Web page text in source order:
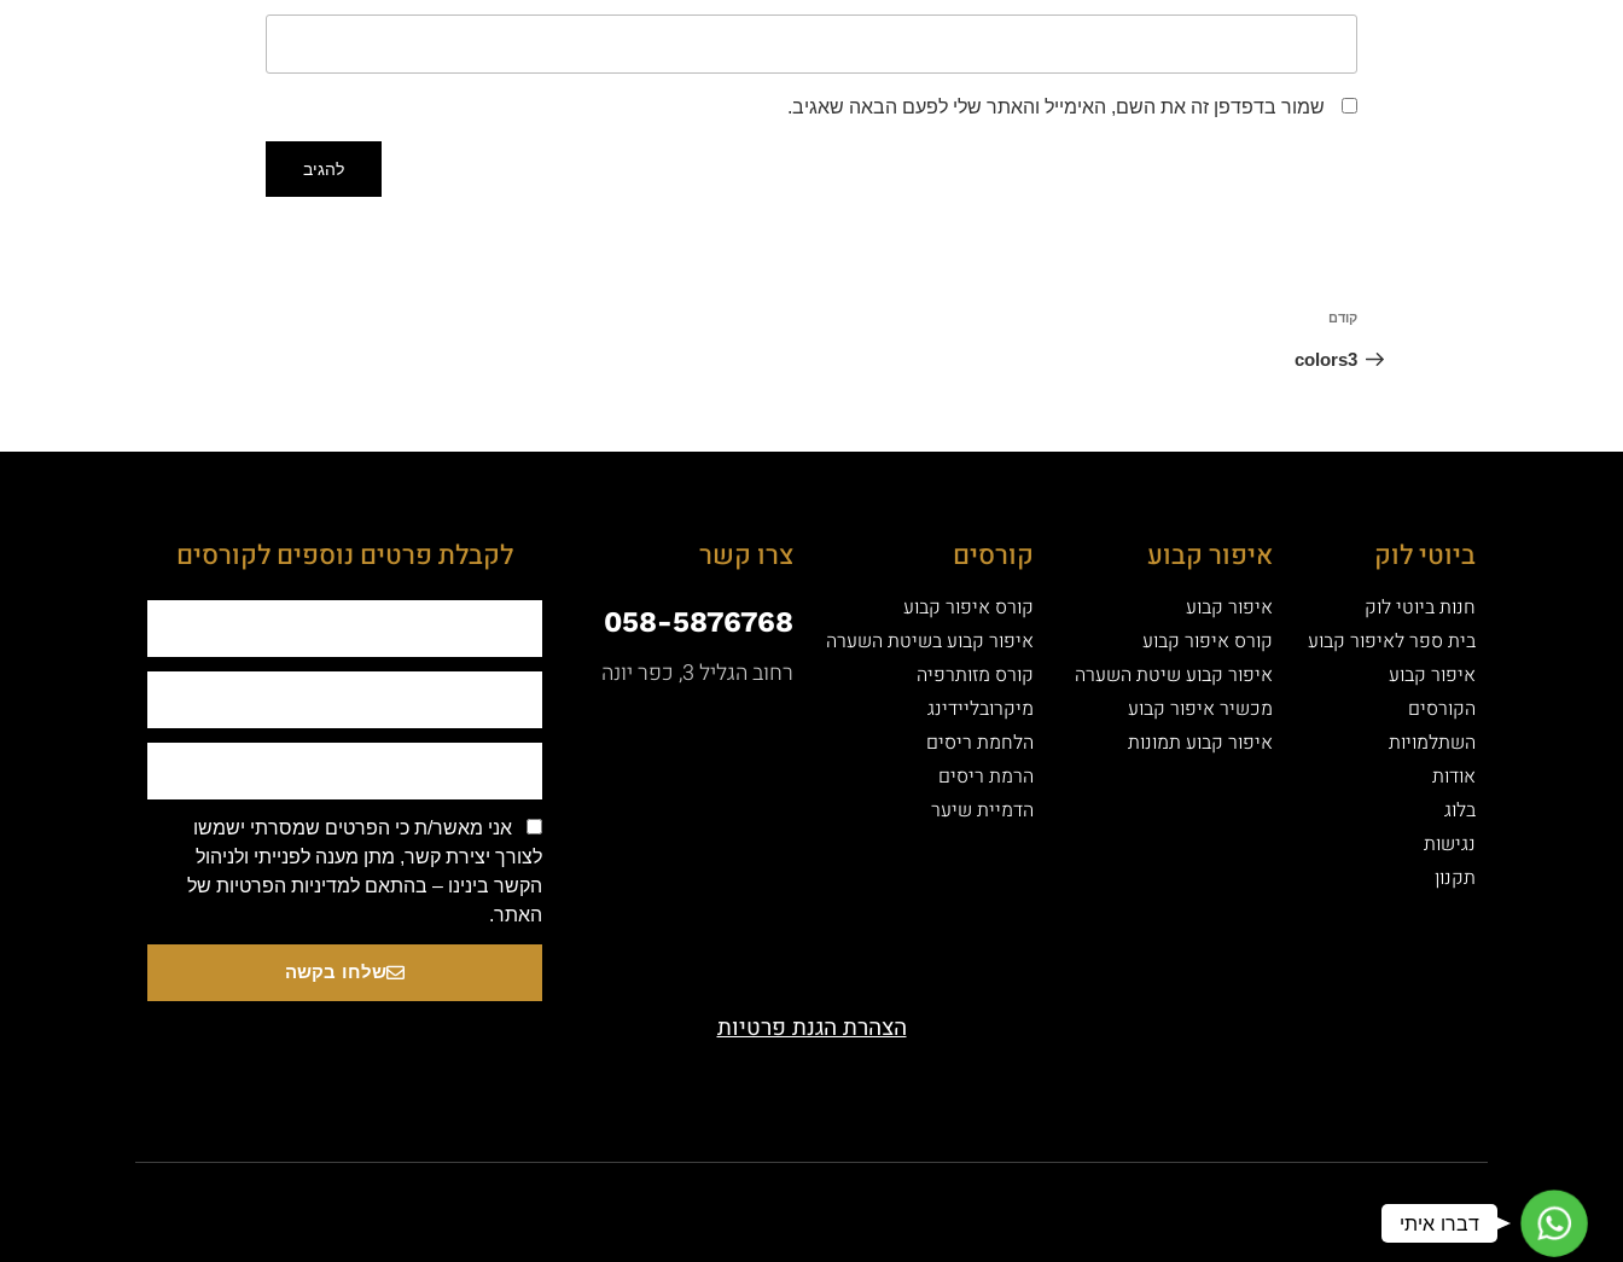
שמור בדפדפן זה את השם, האימייל והאתר שלי לפעם הבאה שאגיב.
קודם
colors3
ביוטי לוק
חנות ביוטי לוק
בית ספר לאיפור קבוע
איפור קבוע
הקורסים
השתלמויות
אודות
בלוג
נגישות
תקנון
איפור קבוע
איפור קבוע
קורס איפור קבוע
איפור קבוע שיטת השערה
מכשיר איפור קבוע
איפור קבוע תמונות
קורסים
קורס איפור קבוע
איפור קבוע בשיטת השערה
קורס מזותרפיה
מיקרובליידינג
הלחמת ריסים
הרמת ריסים
הדמיית שיער
צרו קשר
058-5876768
רחוב הגליל 3, כפר יונה
לקבלת פרטים נוספים לקורסים
אני מאשר/ת כי הפרטים שמסרתי ישמשו
לצורך יצירת קשר, מתן מענה לפנייתי ולניהול
הקשר בינינו – בהתאם למדיניות הפרטיות של
האתר.
שלחו בקשה
הצהרת הגנת פרטיות
WhatsAppדברו איתי